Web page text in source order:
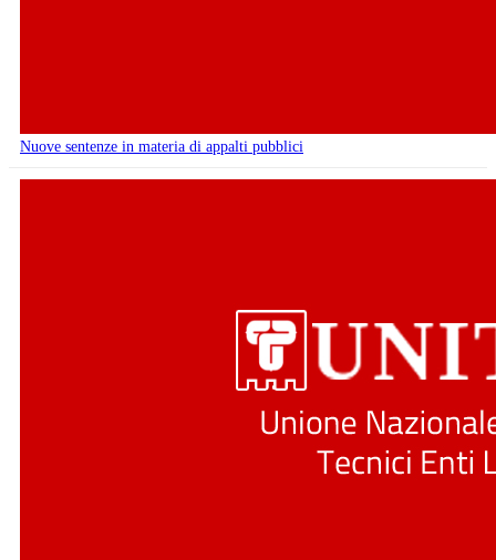
Nuove sentenze in materia di appalti pubblici